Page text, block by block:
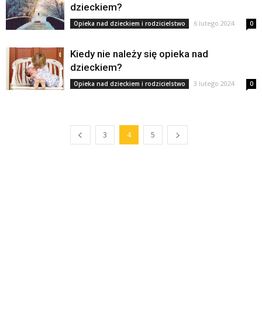
dzieckiem?
Opieka nad dzieckiem i rodzicielstwo 6 lutego 2024 0
Kiedy nie należy się opieka nad
dzieckiem?
Opieka nad dzieckiem i rodzicielstwo 3 lutego 2024 0
3 4 5